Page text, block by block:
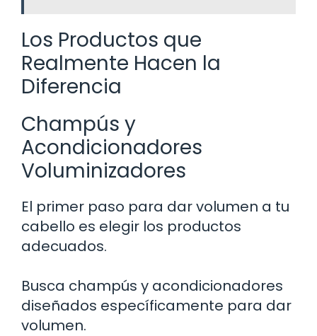
Los Productos que
Realmente Hacen la
Diferencia
Champús y
Acondicionadores
Voluminizadores
El primer paso para dar volumen a tu
cabello es elegir los productos
adecuados.
Busca champús y acondicionadores
diseñados específicamente para dar
volumen.